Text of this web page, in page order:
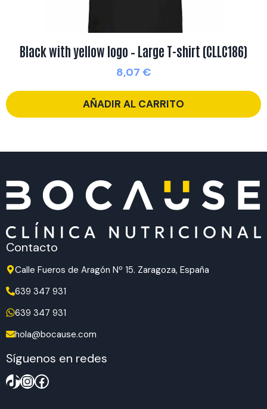
Black with yellow logo – Large T-shirt (CLLC186)
8,07 €
AÑADIR AL CARRITO
Contacto
Calle Fueros de Aragón Nº 15. Zaragoza, España
639 347 931
639 347 931
hola@bocause.com
Síguenos en redes
TikTok
Instagram
Facebook